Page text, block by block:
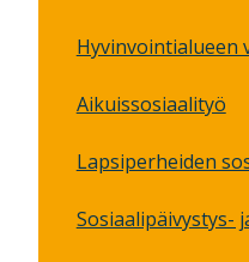
Hyvinvointialueen
Aikuissosiaalityö
Lapsiperheiden
Sosiaalipäivystys-